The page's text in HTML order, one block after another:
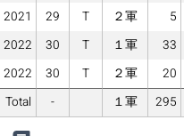
2021
29 T ２軍 5
2022
30 T １軍 33
2022
30 T ２軍 20
Total
- １軍 295